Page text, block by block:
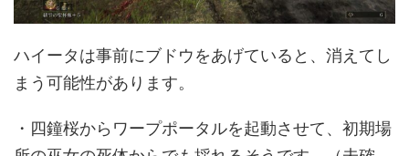
ハイータは事前にブドウをあげていると、消えてし
まう可能性があります。
・四鐘桜からワープポータルを起動させて、初期場